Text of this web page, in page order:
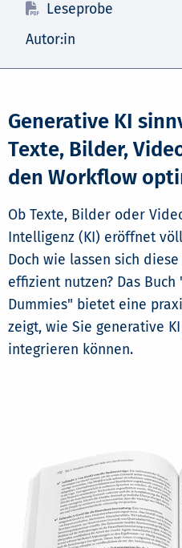
Leseprobe
Autor:in
Generative KI
Texte, Bilder,
den Workflow
Ob Texte, Bilder oder
Intelligenz (KI) eröffnet
Doch wie lassen sich
effizient nutzen? Das
Dummies" bietet eine
zeigt, wie Sie generative
integrieren können.